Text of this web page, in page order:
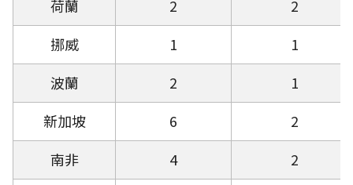
荷蘭 2
2
挪威
1
1
波蘭
2
1
新加坡
6
2
南非
4
2